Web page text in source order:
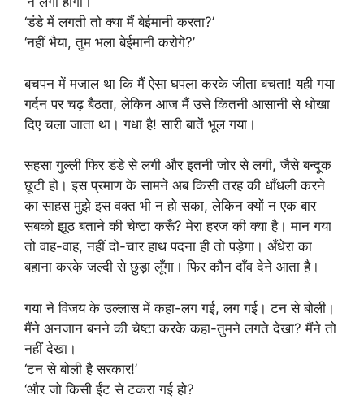
‘डंडे में लगती तो क्या मैं बेईमानी करता?’
‘नहीं भैया, तुम भला बेईमानी करोगे?’
बचपन में मजाल था कि मैं ऐसा घपला करके जीता बचता! यही गया
गर्दन पर चढ़ बैठता, लेकिन आज मैं उसे कितनी आसानी से धोखा
दिए चला जाता था। गधा है! सारी बातें भूल गया।
सहसा गुल्ली फिर डंडे से लगी और इतनी जोर से लगी, जैसे बन्दूक
छूटी हो। इस प्रमाण के सामने अब किसी तरह की धाँधली करने
का साहस मुझे इस वक्त भी न हो सका, लेकिन क्यों न एक बार
सबको झूठ बताने की चेष्टा करूँ? मेरा हरज की क्या है। मान गया
तो वाह-वाह, नहीं दो-चार हाथ पदना ही तो पड़ेगा। अँधेरा का
बहाना करके जल्दी से छुड़ा लूँगा। फिर कौन दाँव देने आता है।
गया ने विजय के उल्लास में कहा-लग गई, लग गई। टन से बोली।
मैंने अनजान बनने की चेष्टा करके कहा-तुमने लगते देखा? मैंने तो
नहीं देखा।
‘टन से बोली है सरकार!’
‘और जो किसी ईंट से टकरा गई हो?